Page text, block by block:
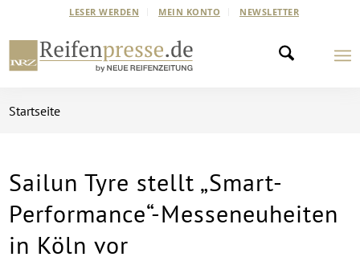
LESER WERDEN MEIN KONTO NEWSLETTER
Startseite
Sailun Tyre stellt „Smart-
Performance“-Messeneuheiten
in Köln vor